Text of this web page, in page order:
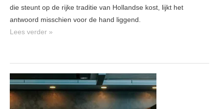
die steunt op de rijke traditie van Hollandse kost, lijkt het
antwoord misschien voor de hand liggend.
Lees verder »
Zelfstandig
je
doelen